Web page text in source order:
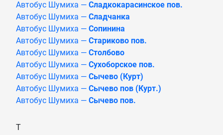
Автобус Шумиха — Сладкокарасинское пов.
Автобус Шумиха — Сладчанка
Автобус Шумиха — Сопинина
Автобус Шумиха — Стариково пов.
Автобус Шумиха — Столбово
Автобус Шумиха — Сухоборское пов.
Автобус Шумиха — Сычево (Курт)
Автобус Шумиха — Сычево пов (Курт.)
Автобус Шумиха — Сычево пов.
Т